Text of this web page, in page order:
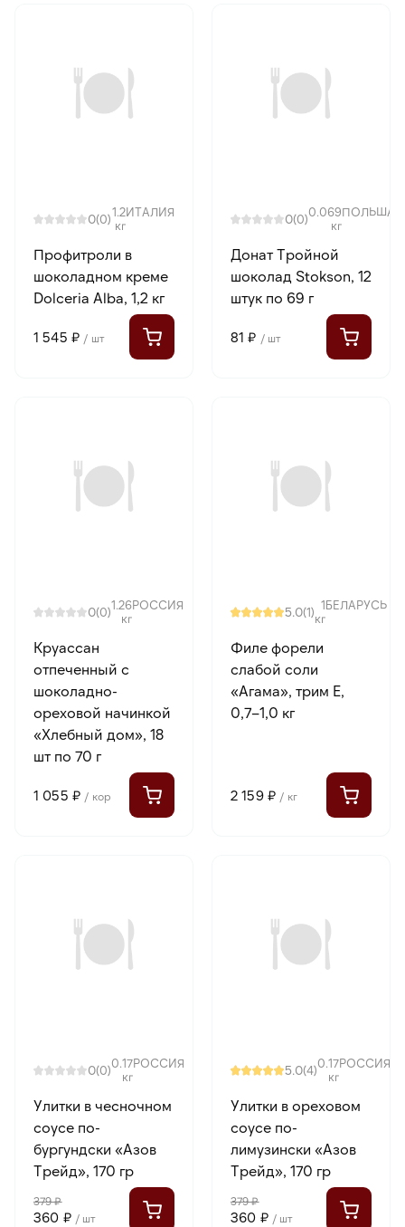
0(0)1.2
кг
ИТАЛИЯ
Профитроли в
шоколадном креме
Dolceria Alba, 1,2 кг
1 545 ₽ / шт
0(0)0.069
кг
ПОЛЬША
Донат Тройной
шоколад Stokson, 12
штук по 69 г
81 ₽ / шт
0(0)1.26
кг
РОССИЯ
Круассан
отпеченный с
шоколадно-
ореховой начинкой
«Хлебный дом», 18
шт по 70 г
1 055 ₽ / кор
5.0(1) 1
кг
БЕЛАРУСЬ
Филе форели
слабой соли
«Агама», трим E,
0,7–1,0 кг
2 159 ₽ / кг
0(0)0.17
кг
РОССИЯ
Улитки в чесночном
соусе по-
бургундски «Азов
Трейд», 170 гр
379 ₽
360 ₽ / шт
5.0(4)0.17
кг
РОССИЯ
Улитки в ореховом
соусе по-
лимузински «Азов
Трейд», 170 гр
379 ₽
360 ₽ / шт